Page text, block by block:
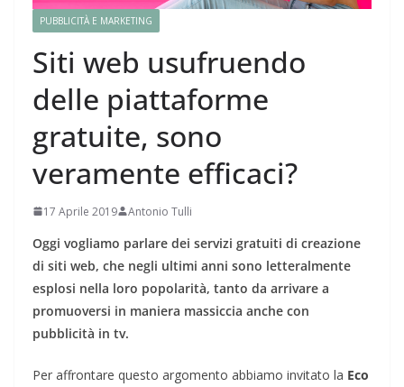
PUBBLICITÀ E MARKETING
Siti web usufruendo
delle piattaforme
gratuite, sono
veramente efficaci?
17 Aprile 2019 Antonio Tulli
Oggi vogliamo parlare dei servizi gratuiti di creazione
di siti web, che negli ultimi anni sono letteralmente
esplosi nella loro popolarità, tanto da arrivare a
promuoversi in maniera massiccia anche con
pubblicità in tv.
Per affrontare questo argomento abbiamo invitato la Eco